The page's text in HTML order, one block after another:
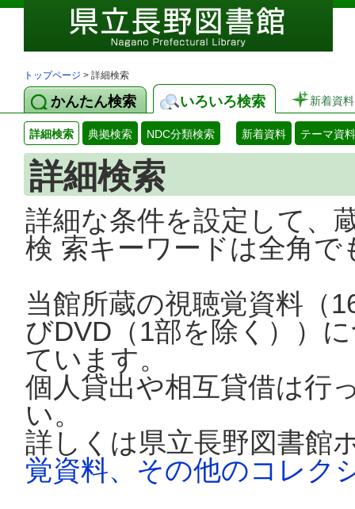
トップページ > 詳細検索
かんたん検索 いろいろ検索 新着資料
詳細検索 典拠検索 NDC分類検索 新着資料 テーマ資料
詳細検索
詳細な条件を設定して、
検 索キーワードは全角
当館所蔵の視聴覚資料（
びDVD（1部を除く））
ています。
個人貸出や相互貸借は行
い。
詳しくは県立長野図書館
覚資料、その他のコレク